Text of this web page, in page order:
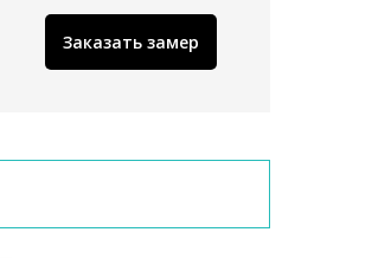
Заказать замер